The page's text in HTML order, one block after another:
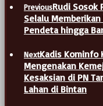
PreviousRudi Sosok
Selalu
Pendeta hingga
NextKadis Kominfo
Mengenakan
Kesaksian di PN
Lahan di Bintan